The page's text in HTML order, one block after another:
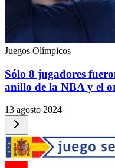
Juegos Olímpicos
Sólo 8 jugadores
anillo de la NBA y el
13 agosto 2024